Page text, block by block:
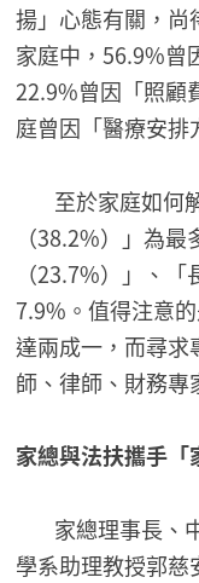
揚」心態有關，尚
家庭中，56.9%曾
22.9%曾因「照顧
庭曾因「醫療安排
至於家庭如何
（38.2%）」為
（23.7%）」、
7.9%。值得注意
達兩成一，而尋求
師、律師、財務專
家總與法扶攜手
家總理事長、
學系助理教授郭